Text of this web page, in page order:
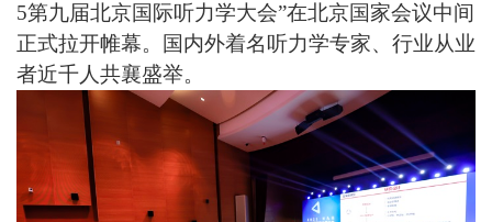
5第九届北京国际听力学大会”在北京国家会议中间
正式拉开帷幕。国内外着名听力学专家、行业从业
者近千人共襄盛举。